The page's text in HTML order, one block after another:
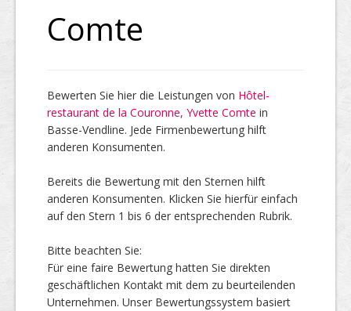
Comte
Bewerten Sie hier die Leistungen von Hôtel-
restaurant de la Couronne, Yvette Comte in
Basse-Vendline. Jede Firmenbewertung hilft
anderen Konsumenten.
Bereits die Bewertung mit den Sternen hilft
anderen Konsumenten. Klicken Sie hierfür einfach
auf den Stern 1 bis 6 der entsprechenden Rubrik.
Bitte beachten Sie:
Für eine faire Bewertung hatten Sie direkten
geschäftlichen Kontakt mit dem zu beurteilenden
Unternehmen. Unser Bewertungssystem basiert